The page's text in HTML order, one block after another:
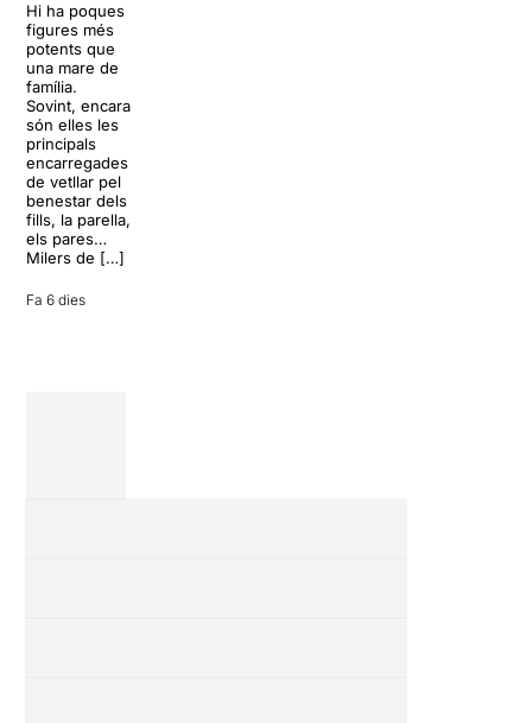
Hi ha poques
figures més
potents que
una mare de
família.
Sovint, encara
són elles les
principals
encarregades
de vetllar pel
benestar dels
fills, la parella,
els pares…
Milers de […]
Fa 6 dies